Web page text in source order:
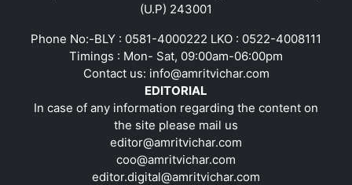
(U.P) 243001
Phone No:-BLY : 0581-4000222 LKO : 0522-4008111
Timings : Mon- Sat, 09:00am-06:00pm
Contact us: info@amritvichar.com
EDITORIAL
In case of any information regarding the content on
the site please mail us
editor@amritvichar.com
coo@amritvichar.com
editor.digital@amritvichar.com